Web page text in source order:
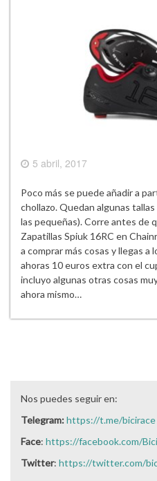
5 abril, 2017
Poco más se puede añadir a
chollazo. Quedan algunas
las pequeñas). Corre antes de
Zapatillas Spiuk 16RC en
a comprar más cosas y llegas a
ahoras 10 euros extra con el
incluyo algunas otras cosas
ahora mismo…
Nos puedes seguir en:
Telegram:https://t.me/bicirace
Face: https://facebook.com/
Twitter: https://twitter.com/